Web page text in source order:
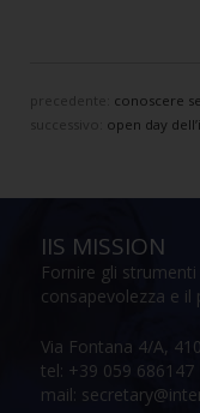
precedente: conoscere
open day
IIS MISSION
Fornire gli
consapevolezza e
Via Fontana 4/A,
tel: +39 059 686147
mail: